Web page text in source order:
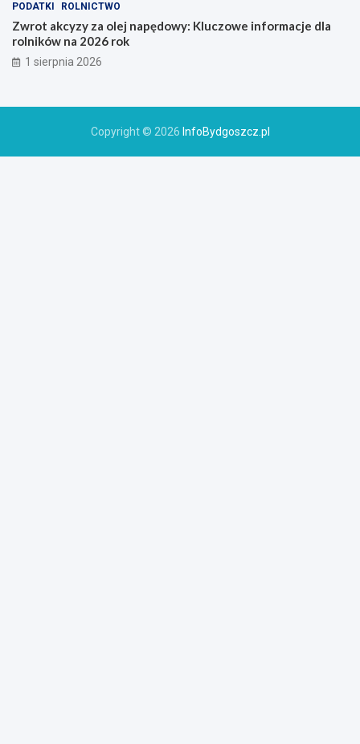
PODATKI ROLNICTWO
Zwrot akcyzy za olej napędowy: Kluczowe informacje dla
rolników na 2026 rok
1 sierpnia 2026
Copyright © 2026 InfoBydgoszcz.pl